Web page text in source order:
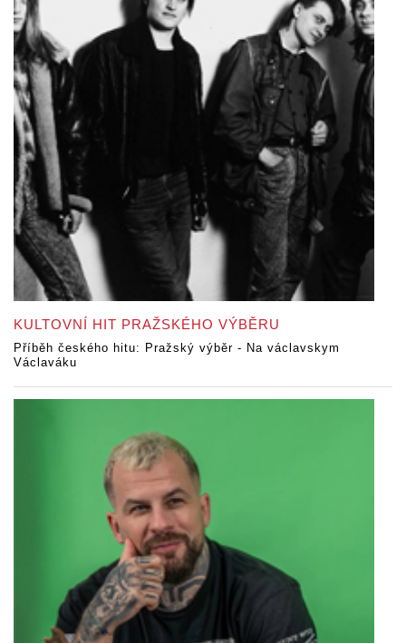
KULTOVNÍ HIT PRAŽSKÉHO VÝBĚRU
Příběh českého hitu: Pražský výběr - Na václavskym
Václaváku